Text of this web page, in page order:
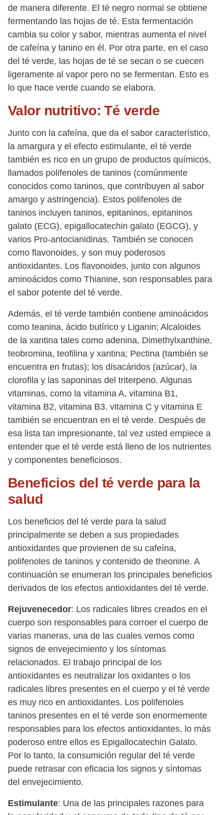
de manera diferente. El té negro normal se obtiene
fermentando las hojas de té. Esta fermentación
cambia su color y sabor, mientras aumenta el nivel
de cafeína y tanino en él. Por otra parte, en el caso
del té verde, las hojas de té se secan o se cuecen
ligeramente al vapor pero no se fermentan. Esto es
lo que hace verde cuando se elabora.
Valor nutritivo: Té verde
Junto con la cafeína, que da el sabor característico,
la amargura y el efecto estimulante, el té verde
también es rico en un grupo de productos químicos,
llamados polifenoles de taninos (comúnmente
conocidos como taninos, que contribuyen al sabor
amargo y astringencia). Estos polifenoles de
taninos incluyen taninos, epitaninos, epitaninos
galato (ECG), epigallocatechin galato (EGCG), y
varios Pro-antocianidinas. También se conocen
como flavonoides, y son muy poderosos
antioxidantes. Los flavonoides, junto con algunos
aminoácidos como Thianine, son responsables para
el sabor potente del té verde.
Además, el té verde también contiene aminoácidos
como teanina, ácido butírico y Liganin; Alcaloides
de la xantina tales como adenina, Dimethylxanthine,
teobromina, teofilina y xantina; Pectina (también se
encuentra en frutas); los disacáridos (azúcar), la
clorofila y las saponinas del triterpeno. Algunas
vitaminas, como la vitamina A, vitamina B1,
vitamina B2, vitamina B3, vitamina C y vitamina E
también se encuentran en el té verde. Después de
esa lista tan impresionante, tal vez usted empiece a
entender que el té verde está lleno de los nutrientes
y componentes beneficiosos.
Beneficios del té verde para la
salud
Los beneficios del té verde para la salud
principalmente se deben a sus propiedades
antioxidantes que provienen de su cafeína,
polifenoles de taninos y contenido de theonine. A
continuación se enumeran los principales beneficios
derivados de los efectos antioxidantes del té verde.
Rejuvenecedor: Los radicales libres creados en el
cuerpo son responsables para corroer el cuerpo de
varias maneras, una de las cuales vemos como
signos de envejecimiento y los síntomas
relacionados. El trabajo principal de los
antioxidantes es neutralizar los oxidantes o los
radicales libres presentes en el cuerpo y el té verde
es muy rico en antioxidantes. Los polifenoles
taninos presentes en el té verde son enormemente
responsables para los efectos antioxidantes, lo más
poderoso entre ellos es Epigallocatechin Galato.
Por lo tanto, la consumición regular del té verde
puede retrasar con eficacia los signos y síntomas
del envejecimiento.
Estimulante: Una de las principales razones para